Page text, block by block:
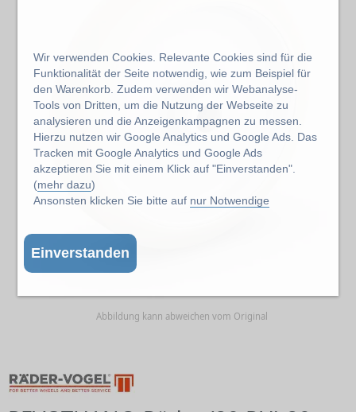
Wir verwenden Cookies. Relevante Cookies sind für die
Funktionalität der Seite notwendig, wie zum Beispiel für
den Warenkorb. Zudem verwenden wir Webanalyse-
Tools von Dritten, um die Nutzung der Webseite zu
analysieren und die Anzeigenkampagnen zu messen.
Hierzu nutzen wir Google Analytics und Google Ads. Das
Tracken mit Google Analytics und Google Ads
akzeptieren Sie mit einem Klick auf "Einverstanden".
(mehr dazu)
Ansonsten klicken Sie bitte auf nur Notwendige
Einverstanden
Abbildung kann abweichen vom Original